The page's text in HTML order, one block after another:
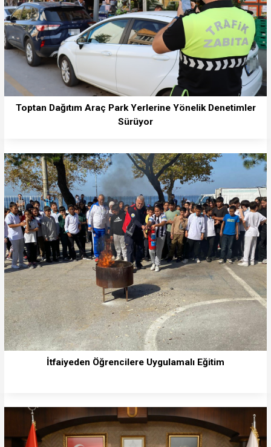
Toptan Dağıtım Araç Park Yerlerine Yönelik Denetimler
Sürüyor
İtfaiyeden Öğrencilere Uygulamalı Eğitim